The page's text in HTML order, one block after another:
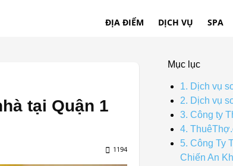
ĐỊA ĐIỂM DỊCH VỤ SPA
tại Quận 1
1194
Mục lục
1. Dịch vụ
2. Dịch vụ
3. Công ty
4.
5. Công Ty
Chiến An